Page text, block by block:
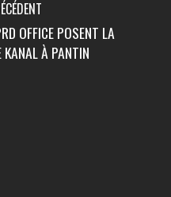
OFFICE POSENT LA
KANAL À PANTIN